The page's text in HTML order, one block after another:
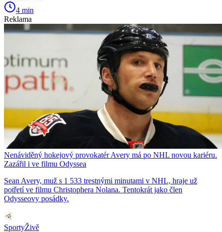
4 min
Reklama
Nenáviděný hokejový provokatér Avery má po NHL novou kariéru.
Zazářil i ve filmu Odyssea
Sean Avery, muž s 1 533 trestnými minutami v NHL, hraje už
potřetí ve filmu Christophera Nolana. Tentokrát jako člen
Odysseovy posádky.
SportyŽivě